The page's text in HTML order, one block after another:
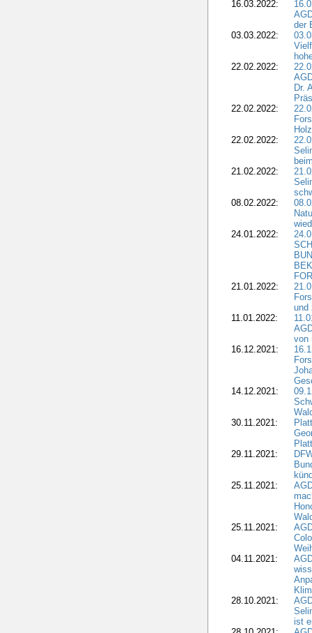
16.03.2022:
der
03.03.2022:
22.02.2022:
Dr.
22.02.2022:
22.02.2022:
21.02.2022:
08.02.2022:
24.01.2022:
21.01.2022:
und
11.01.2022:
von
16.12.2021:
14.12.2021:
30.11.2021:
29.11.2021:
25.11.2021:
25.11.2021:
04.11.2021:
28.10.2021:
ist